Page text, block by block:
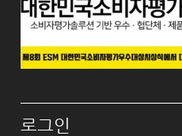
로그인